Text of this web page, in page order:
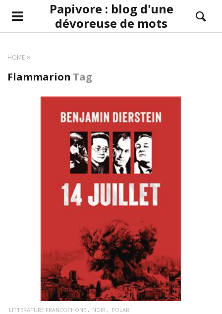
Papivore : blog d'une
dévoreuse de mots
HOME
Flammarion Tag
LIRE LA SUITE
LITTÉRATURE FRANCOPHONE NOIR POLAR